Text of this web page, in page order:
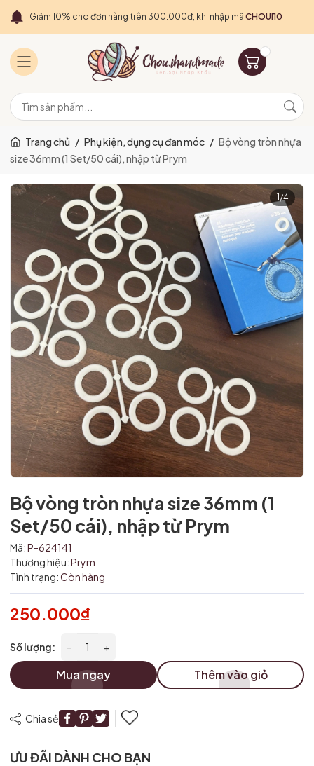
Giảm 10% cho đơn hàng trên 300.000đ, khi nhập mã CHOUI10
Trang chủ / Phụ kiện, dụng cụ đan móc / Bộ vòng tròn nhựa
size 36mm (1 Set/50 cái), nhập từ Prym
1 /4
Bộ vòng tròn nhựa size 36mm (1
Set/50 cái), nhập từ Prym
Mã:P-624141
Thương hiệu:Prym
Tình trạng:Còn hàng
250.000₫
Số lượng: - +
Mua ngay Thêm vào giỏ
Chia sẻ
ƯU ĐÃI DÀNH CHO BẠN
Ngày hết hạn:
Điều kiện: